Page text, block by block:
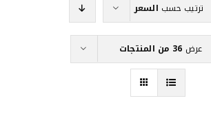
ترتيب حسب السعر
عرض 36 من المنتجات